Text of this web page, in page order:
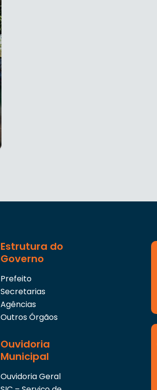
Estrutura do
Governo
Prefeito
Secretarias
Agências
Outros Órgãos
Ouvidoria
Municipal
Ouvidoria Geral